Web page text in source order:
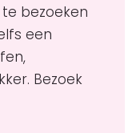
bezoeken
een
Bezoek